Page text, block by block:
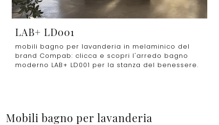
LAB+ LD001
mobili bagno per lavanderia in melaminico del
brand Compab: clicca e scopri l'arredo bagno
moderno LAB+ LD001 per la stanza del benessere.
Mobili bagno per lavanderia